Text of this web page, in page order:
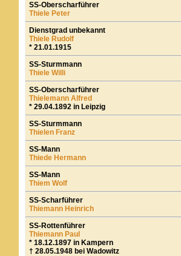
SS-Oberscharführer
Thiele Peter
Dienstgrad unbekannt
Thiele Rudolf
* 21.01.1915
SS-Sturmmann
Thiele Willi
SS-Oberscharführer
Thielemann Alfred
* 29.04.1892 in Leipzig
SS-Sturmmann
Thielen Franz
SS-Mann
Thiede Hermann
SS-Mann
Thiem Wolf
SS-Scharführer
Thiemann Heinrich
SS-Rottenführer
Thiemann Paul
* 18.12.1897 in Kampern
† 28.05.1948 bei Wadowitz